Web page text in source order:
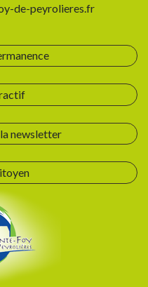
de-peyrolieres.fr
newsletter